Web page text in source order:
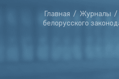
Главная / Журналы /
белорусского